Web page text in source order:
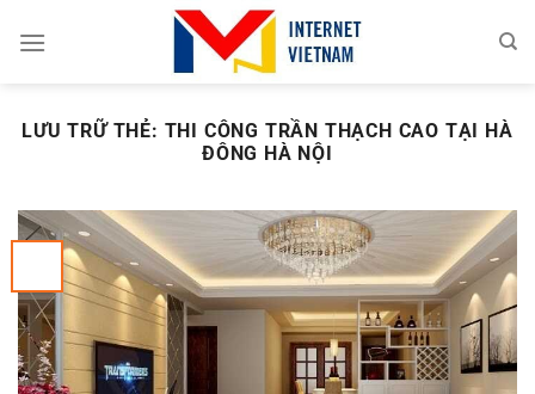
đến
LƯU TRỮ THẺ: THI CÔNG TRẦN THẠCH CAO TẠI HÀ
ĐÔNG HÀ NỘI